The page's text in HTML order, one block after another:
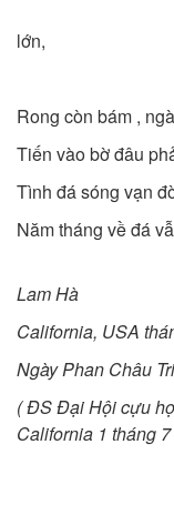
Đá vẫn
lớn,
Đêm vui
Rong còn bám ,
Tiến vào bờ đâu
Tình đá sóng vạn
Năm tháng về đá
Lam Hà
California, USA
NgàyPhan Châu
(ĐS Đại Hội cựu
California 1 tháng 7